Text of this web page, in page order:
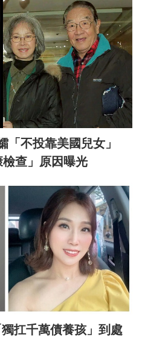
「不投靠美國兒女」
查」原因曝光
扛千萬債養孩」到處